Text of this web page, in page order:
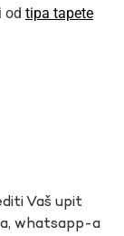
od tipa tapete
Vaš upit
whatsapp-a